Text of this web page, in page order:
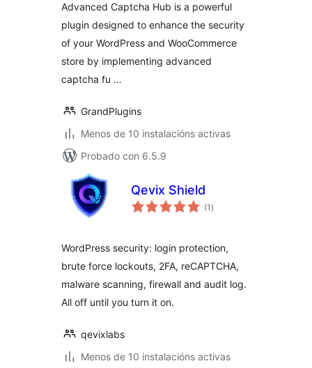
Advanced Captcha Hub is a powerful
plugin designed to enhance the security
of your WordPress and WooCommerce
store by implementing advanced
captcha fu …
GrandPlugins
Menos de 10 instalacións activas
Probado con 6.5.9
Qevix Shield
(1 valoracións
totais
)
WordPress security: login protection,
brute force lockouts, 2FA, reCAPTCHA,
malware scanning, firewall and audit log.
All off until you turn it on.
qevixlabs
Menos de 10 instalacións activas